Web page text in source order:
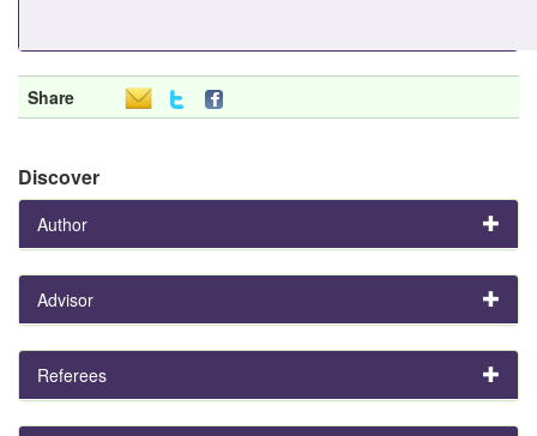
Share
Discover
Author
Advisor
Referees